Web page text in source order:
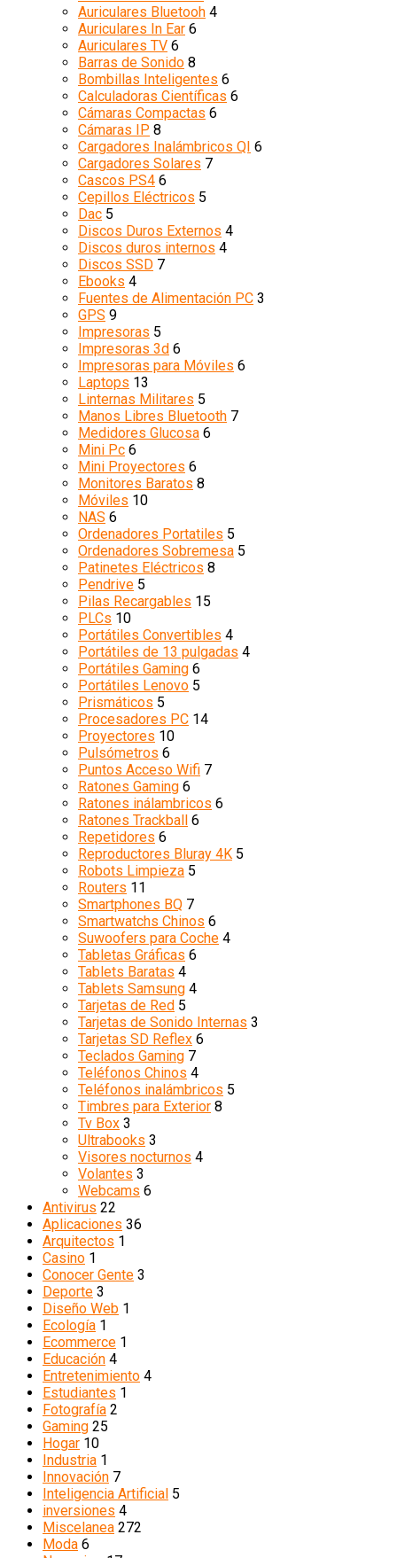
Auriculares Bluetooh 4
Auriculares In Ear 6
Auriculares TV 6
Barras de Sonido 8
Bombillas Inteligentes 6
Calculadoras Científicas 6
Cámaras Compactas 6
Cámaras IP 8
Cargadores Inalámbricos QI 6
Cargadores Solares 7
Cascos PS4 6
Cepillos Eléctricos 5
Dac 5
Discos Duros Externos 4
Discos duros internos 4
Discos SSD 7
Ebooks 4
Fuentes de Alimentación PC 3
GPS 9
Impresoras 5
Impresoras 3d 6
Impresoras para Móviles 6
Laptops 13
Linternas Militares 5
Manos Libres Bluetooth 7
Medidores Glucosa 6
Mini Pc 6
Mini Proyectores 6
Monitores Baratos 8
Móviles 10
NAS 6
Ordenadores Portatiles 5
Ordenadores Sobremesa 5
Patinetes Eléctricos 8
Pendrive 5
Pilas Recargables 15
PLCs 10
Portátiles Convertibles 4
Portátiles de 13 pulgadas 4
Portátiles Gaming 6
Portátiles Lenovo 5
Prismáticos 5
Procesadores PC 14
Proyectores 10
Pulsómetros 6
Puntos Acceso Wifi 7
Ratones Gaming 6
Ratones inálambricos 6
Ratones Trackball 6
Repetidores 6
Reproductores Bluray 4K 5
Robots Limpieza 5
Routers 11
Smartphones BQ 7
Smartwatchs Chinos 6
Suwoofers para Coche 4
Tabletas Gráficas 6
Tablets Baratas 4
Tablets Samsung 4
Tarjetas de Red 5
Tarjetas de Sonido Internas 3
Tarjetas SD Reflex 6
Teclados Gaming 7
Teléfonos Chinos 4
Teléfonos inalámbricos 5
Timbres para Exterior 8
Tv Box 3
Ultrabooks 3
Visores nocturnos 4
Volantes 3
Webcams 6
Antivirus 22
Aplicaciones 36
Arquitectos 1
Casino 1
Conocer Gente 3
Deporte 3
Diseño Web 1
Ecología 1
Ecommerce 1
Educación 4
Entretenimiento 4
Estudiantes 1
Fotografía 2
Gaming 25
Hogar 10
Industria 1
Innovación 7
Inteligencia Artificial 5
inversiones 4
Miscelanea 272
Moda 6